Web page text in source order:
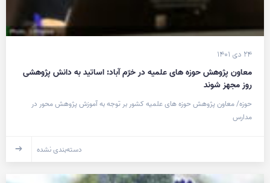
۲۴ دی ۱۴۰۱
معاون پژوهش حوزه های علمیه در خرّم آباد: اساتید به دانش پژوهشی
روز مجهز شوند
حوزه/ معاون پژوهش حوزه های علمیه کشور بر توجه به آموزش پژوهش محور در
مدارس
دسته‌بندی نشده